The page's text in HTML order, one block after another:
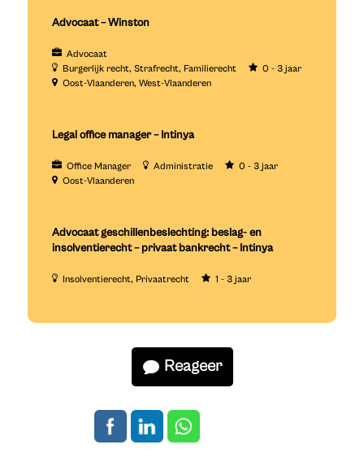
Advocaat – Winston
Advocaat
Burgerlijk recht Strafrecht Familierecht
0 - 3 jaar
Oost-Vlaanderen West-Vlaanderen
Legal office manager – Intinya
Office Manager Administratie
0 - 3 jaar
Oost-Vlaanderen
Advocaat geschillenbeslechting: beslag- en
insolventierecht – privaat bankrecht – Intinya
Insolventierecht Privaatrecht 1 - 3 jaar
Reageer